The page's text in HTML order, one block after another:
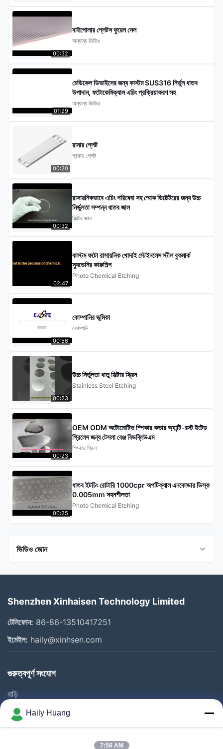
decorative accents.
00:32
বাইপোলার প্লেটস ফুয়েল সেল
অন্যান্য ভিডিও
01:29
মেডিকেল ডিভাইসের জন্য কাস্টম SUS316 নির্ভুল ধাতব
উপাদান, ফটোকেমিক্যাল এচিং প্রক্রিয়াকরণ সহ
অন্যান্য ভিডিও
00:20
রানার প্লেট
প্রবাহ প্লেট
00:32
রাসায়নিকভাবে এচিং পরিষেবা সহ স্মোক ডিটেক্টরের জন্য উচ্চ
নির্ভুলতা সম্পন্ন ধাতব জাল
ফিল্টার জাল
02:47
কাস্টম ফটো রাসায়নিক খোদাই স্টেইনলেস স্টীল বুকমার্ক
স্যুভেনির কারুশিল্প
Photo Chemical Etching
00:56
কোম্পানির ভূমিকা
কোম্পানি
00:23
উচ্চ নির্ভুলতা ধাতু ফিল্টার স্ক্রিন
Stainless Steel Etching
00:23
OEM ODM অটোমোটিভ স্পিকার কভার অ্যান্টি-রস্ট ইটেড
গ্রিলেস জন্য টেসলা বেঞ্জ বিডব্লিউএম
স্পিকার গ্রিল
00:25
ধাতব ইটচিং রোটারি 1000cpr অপটিক্যাল এনকোডার ডিস্ক
0.005mm সহনশীলতা
Photo Chemical Etching
ভিডিও জোন
Photo Chemical Etching
ফিল্টার জাল
প্রবাহ প্লেট
কোম্পানি
Shenzhen Xinhaisen Technology Limited
টেলিফোন: 86-86-13510417251
ইমেইল: haily@xinhsen.com
গুরুত্বপূর্ণ সংযোগ
বাড়ি
পণ্য
ভিডিও
Haily Huang
7:56 AM